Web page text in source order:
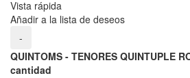
Vista rápida
Añadir a la lista de deseos
-
QUINTOMS - TENORES QUINTUPLE
cantidad